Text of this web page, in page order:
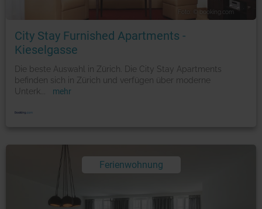
Foto: © booking.com
City Stay Furnished Apartments -
Kieselgasse
Die beste Auswahl in Zürich. Die City Stay Apartments
befinden sich in Zürich und verfügen über moderne
Unterk
mehr
Ferienwohnung